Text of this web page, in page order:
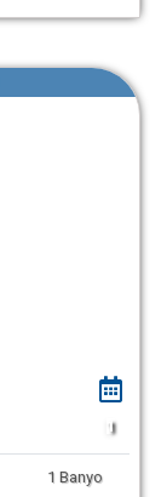
1
1 Banyo